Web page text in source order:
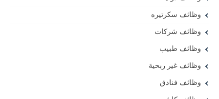
وظائف سكرتيره
وظائف شركات
وظائف طبيب
وظائف غير ربحية
وظائف فنادق